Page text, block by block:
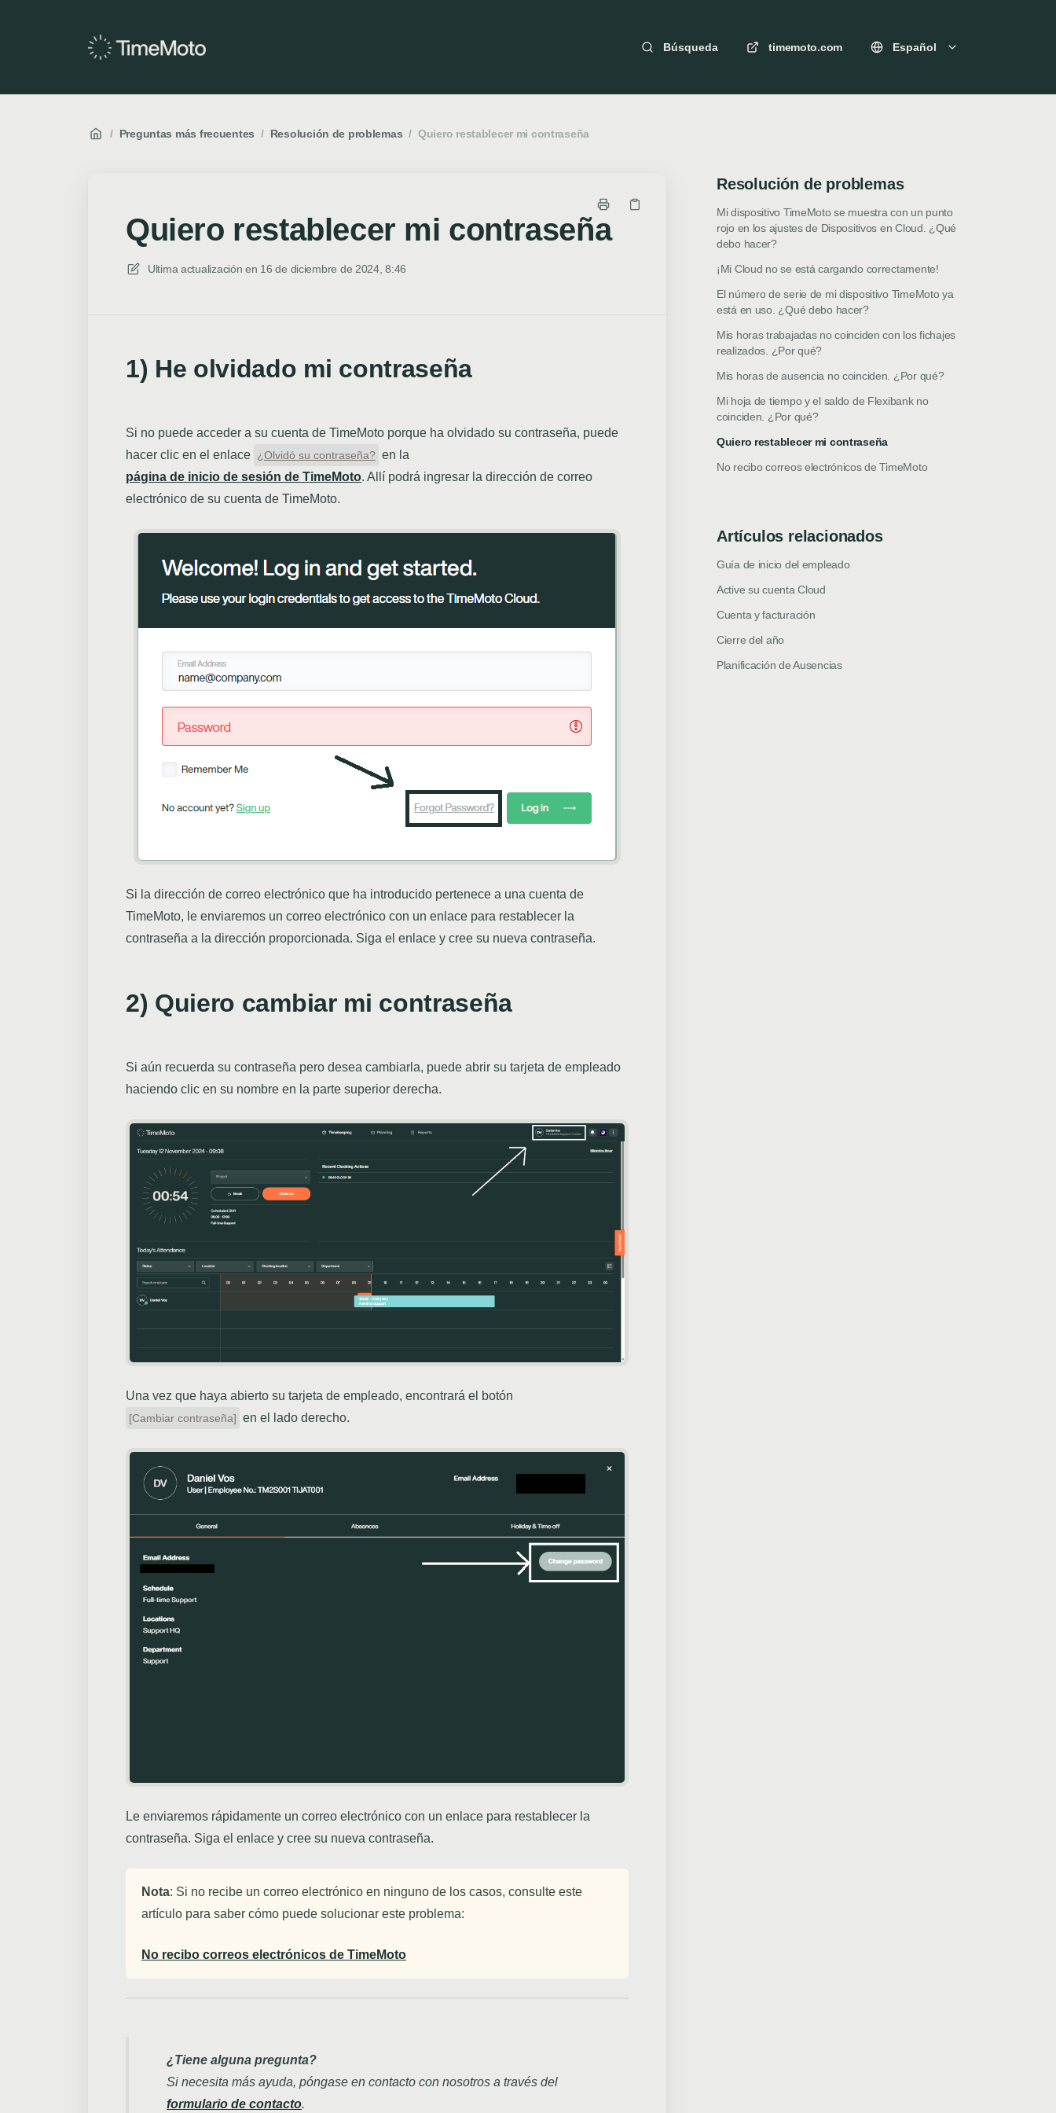
Búsqueda timemoto.com Español
/ Preguntas más frecuentes / Resolución de problemas / Quiero restablecer mi contraseña
Quiero restablecer mi contraseña
Ultima actualización en 16 de diciembre de 2024, 8:46
1) He olvidado mi contraseña
Si no puede acceder a su cuenta de TimeMoto porque ha olvidado su contraseña, puede
hacer clic en el enlace ¿Olvidó su contraseña? en la
página de inicio de sesión de TimeMoto. Allí podrá ingresar la dirección de correo
electrónico de su cuenta de TimeMoto.
Si la dirección de correo electrónico que ha introducido pertenece a una cuenta de
TimeMoto, le enviaremos un correo electrónico con un enlace para restablecer la
contraseña a la dirección proporcionada. Siga el enlace y cree su nueva contraseña.
2) Quiero cambiar mi contraseña
Si aún recuerda su contraseña pero desea cambiarla, puede abrir su tarjeta de empleado
haciendo clic en su nombre en la parte superior derecha.
Una vez que haya abierto su tarjeta de empleado, encontrará el botón
[Cambiar contraseña] en el lado derecho.
Le enviaremos rápidamente un correo electrónico con un enlace para restablecer la
contraseña. Siga el enlace y cree su nueva contraseña.
Nota: Si no recibe un correo electrónico en ninguno de los casos, consulte este
artículo para saber cómo puede solucionar este problema:
No recibo correos electrónicos de TimeMoto
¿Tiene alguna pregunta?
Si necesita más ayuda, póngase en contacto con nosotros a través del
formulario de contacto.
Resolución de problemas
Mi dispositivo TimeMoto se muestra con un punto
rojo en los ajustes de Dispositivos en Cloud. ¿Qué
debo hacer?
¡Mi Cloud no se está cargando correctamente!
El número de serie de mi dispositivo TimeMoto ya
está en uso. ¿Qué debo hacer?
Mis horas trabajadas no coinciden con los fichajes
realizados. ¿Por qué?
Mis horas de ausencia no coinciden. ¿Por qué?
Mi hoja de tiempo y el saldo de Flexibank no
coinciden. ¿Por qué?
Quiero restablecer mi contraseña
No recibo correos electrónicos de TimeMoto
Artículos relacionados
Guía de inicio del empleado
Active su cuenta Cloud
Cuenta y facturación
Cierre del año
Planificación de Ausencias